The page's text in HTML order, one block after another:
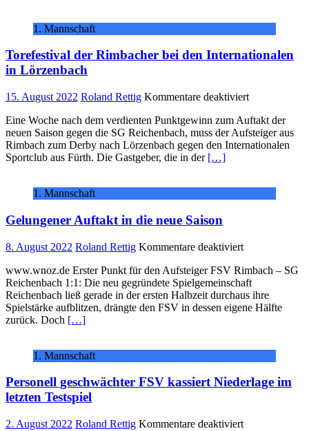
1. Mannschaft
Torefestival der Rimbacher bei den Internationalen
in Lörzenbach
15. August 2022 Roland Rettig Kommentare deaktiviertfür
der
Rimbacher
bei
Eine Woche nach dem verdienten Punktgewinn zum Auftakt der
neuen Saison gegen die SG Reichenbach, muss der Aufsteiger aus
Rimbach zum Derby nach Lörzenbach gegen den Internationalen
Sportclub aus Fürth. Die Gastgeber, die in der […]
1. Mannschaft
Gelungener Auftakt in die neue Saison
8. August 2022 Roland Rettig Kommentare deaktiviertfür
Auftakt
in
die
neue
www.wnoz.de Erster Punkt für den Aufsteiger FSV Rimbach – SG
Reichenbach 1:1: Die neu gegründete Spielgemeinschaft
Reichenbach ließ gerade in der ersten Halbzeit durchaus ihre
Spielstärke aufblitzen, drängte den FSV in dessen eigene Hälfte
zurück. Doch […]
1. Mannschaft
Personell geschwächter FSV kassiert Niederlage im
letzten Testspiel
2. August 2022 Roland Rettig Kommentare deaktiviertfür